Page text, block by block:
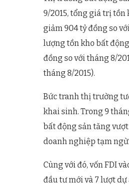
9/2015, tổng giá trị tồn
giảm 904 tỷ đồng so
lượng tồn kho bất
đồng so với tháng 8/
tháng 8/2015).
Bức tranh thị trường
khai sinh. Trong 9
bất động sản tăng
doanh nghiệp tạm
Cùng với đó, vốn FDI
đầu tư mới và 7 lượt dự